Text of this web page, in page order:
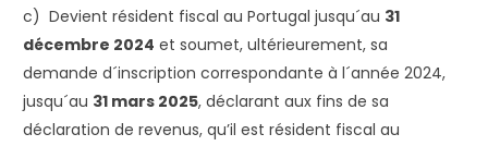
c) Devient résident fiscal au Portugal jusqu´au 31
décembre 2024 et soumet, ultérieurement, sa
demande d´inscription correspondante à l´année 2024,
jusqu´au 31 mars 2025, déclarant aux fins de sa
déclaration de revenus, qu’il est résident fiscal au